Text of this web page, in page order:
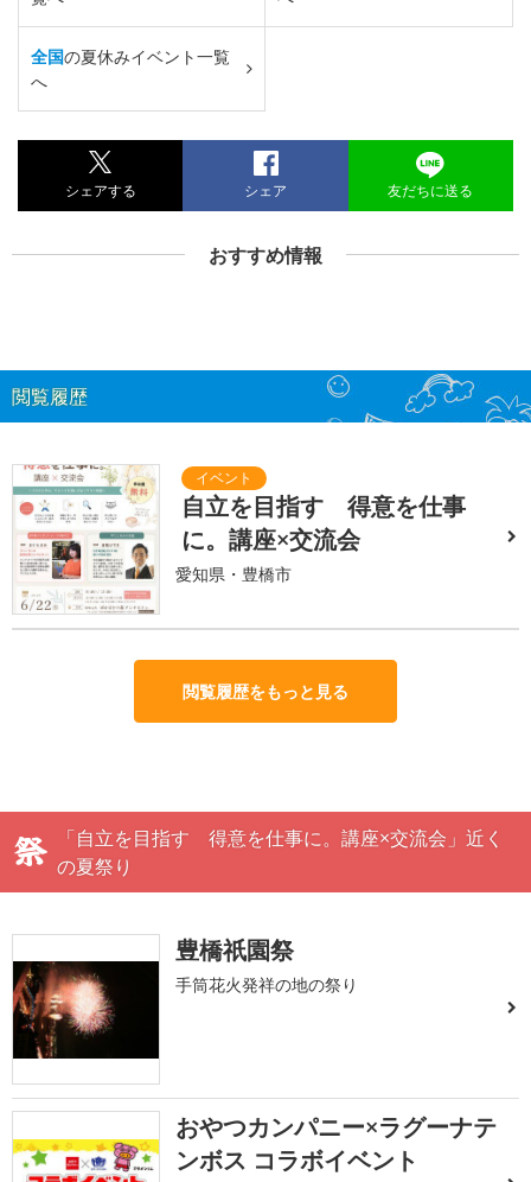
全国の夏休みイベント一覧
へ
シェアする シェア 友だちに送る
おすすめ情報
閲覧履歴
自立を目指す 得意を仕事
に。講座×交流会
愛知県・豊橋市
閲覧履歴をもっと見る
「自立を目指す 得意を仕事に。講座×交流会」近く
の夏祭り
豊橋祇園祭
手筒花火発祥の地の祭り
おやつカンパニー×ラグーナテ
ンボス コラボイベント